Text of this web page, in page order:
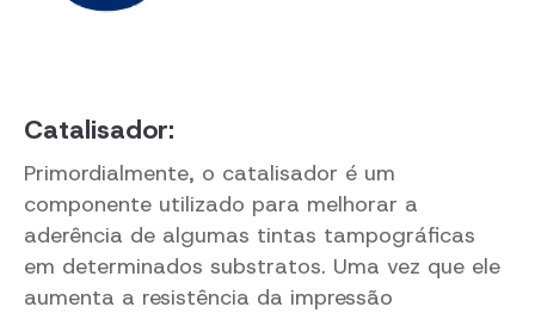
Catalisador:
Primordialmente, o catalisador é um
componente utilizado para melhorar a
aderência de algumas tintas tampográficas
em determinados substratos. Uma vez que ele
aumenta a resistência da impressão